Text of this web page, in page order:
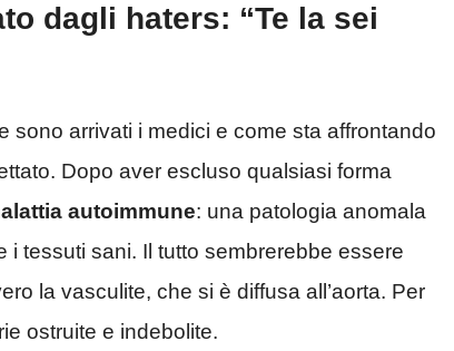
dagli haters: “Te la sei
sono arrivati i medici e come sta affrontando
Dopo aver escluso qualsiasi forma
autoimmune: una patologia anomala
tessuti sani. Il tutto sembrerebbe essere
la vasculite, che si è diffusa all’aorta. Per
ostruite e indebolite.